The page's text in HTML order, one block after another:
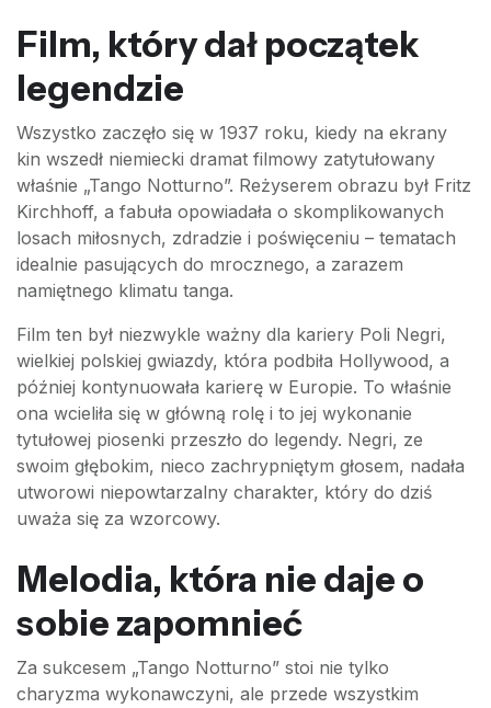
Film, który dał początek
legendzie
Wszystko zaczęło się w 1937 roku, kiedy na ekrany
kin wszedł niemiecki dramat filmowy zatytułowany
właśnie „Tango Notturno”. Reżyserem obrazu był Fritz
Kirchhoff, a fabuła opowiadała o skomplikowanych
losach miłosnych, zdradzie i poświęceniu – tematach
idealnie pasujących do mrocznego, a zarazem
namiętnego klimatu tanga.
Film ten był niezwykle ważny dla kariery Poli Negri,
wielkiej polskiej gwiazdy, która podbiła Hollywood, a
później kontynuowała karierę w Europie. To właśnie
ona wcieliła się w główną rolę i to jej wykonanie
tytułowej piosenki przeszło do legendy. Negri, ze
swoim głębokim, nieco zachrypniętym głosem, nadała
utworowi niepowtarzalny charakter, który do dziś
uważa się za wzorcowy.
Melodia, która nie daje o
sobie zapomnieć
Za sukcesem „Tango Notturno” stoi nie tylko
charyzma wykonawczyni, ale przede wszystkim